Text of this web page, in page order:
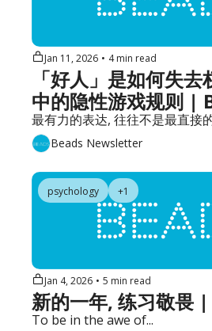
Jan 11, 2026 • 4 min read
「好人」是如何失
中的隐性游戏规则 |
最有力的表达, 往往不是最直接
Beads Newsletter
psychology +1
Jan 4, 2026 • 5 min read
新的一年, 练习敬畏
To be in the awe of...